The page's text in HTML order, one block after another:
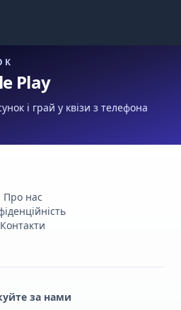
Play
і грай у квізи з телефона
Про нас
Контакти
за нами